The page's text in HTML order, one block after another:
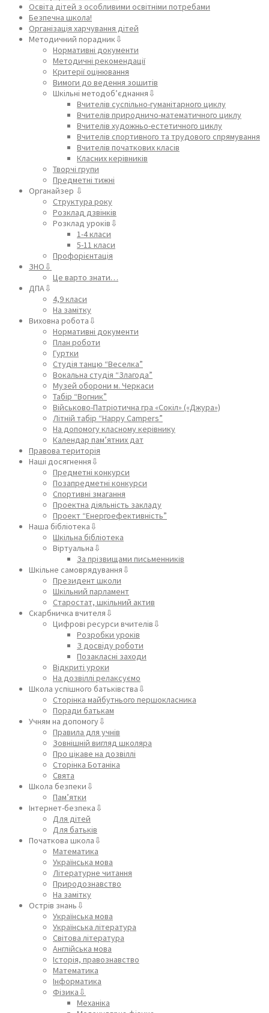
Освіта дітей з особливими освітніми потребами
Безпечна школа!
Організація харчування дітей
Методичний порадник⇩
Нормативні документи
Методичні рекомендації
Критерії оцінювання
Вимоги до ведення зошитів
Шкільні методоб’єднання⇩
Вчителів суспільно-гуманітарного циклу
Вчителів природничо-математичного циклу
Вчителів художньо-естетичного циклу
Вчителів спортивного та трудового спрямування
Вчителів початкових класів
Класних керівників
Творчі групи
Предметні тижні
Органайзер ⇩
Структура року
Розклад дзвінків
Розклад уроків⇩
1-4 класи
5-11 класи
Профорієнтація
ЗНО⇩
Це варто знати…
ДПА⇩
4,9 класи
На замітку
Виховна робота⇩
Нормативні документи
План роботи
Гуртки
Студія танцю “Веселка”
Вокальна студія “Злагода”
Музей оборони м. Черкаси
Табір “Вогник”
Військово-Патріотична гра «Сокіл» («Джура»)
Літній табір “Happy Campers”
На допомогу класному керівнику
Календар пам’ятних дат
Правова територія
Наші досягнення⇩
Предметні конкурси
Позапредметні конкурси
Спортивні змагання
Проектна діяльність закладу
Проект “Енергоефективність”
Наша бібліотека⇩
Шкільна бібліотека
Віртуальна⇩
За прізвищами письменників
Шкільне самоврядування⇩
Президент школи
Шкільний парламент
Старостат, шкільний актив
Скарбничка вчителя⇩
Цифрові ресурси вчителів⇩
Розробки уроків
З досвіду роботи
Позакласні заходи
Відкриті уроки
На дозвіллі релаксуємо
Школа успішного батьківства⇩
Сторінка майбутнього першокласника
Поради батькам
Учням на допомогу⇩
Правила для учнів
Зовнішній вигляд школяра
Про цікаве на дозвіллі
Сторінка Ботаніка
Свята
Школа безпеки⇩
Пам’ятки
Інтернет-безпека⇩
Для дітей
Для батьків
Початкова школа⇩
Математика
Українська мова
Літературне читання
Природознавство
На замітку
Острів знань⇩
Українська мова
Українська література
Світова література
Англійська мова
Історія, правознавство
Математика
Інформатика
Фізика⇩
Механіка